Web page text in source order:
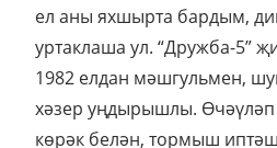
ел аны яхшырта бардым,
уртаклаша ул. “Дружба-5”
1982 елдан мәшгульмен,
хәзер уңдырышлы.
көрәк белән, тормыш